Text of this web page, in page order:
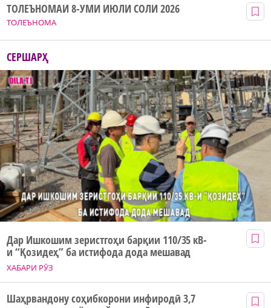
ТОЛЕЪНОМА
ТОЛЕЪНОМАИ 8-УМИ ИЮЛИ СОЛИ 2026
СЕРШАРҲ
ХАБАРИ РӮЗ
Дар Ишкошим зеристгоҳи барқии 110/35 кВ-
и “Қозидеҳ” ба истифода дода мешавад
Шаҳрвандону соҳибкорони инфиродӣ 3,7